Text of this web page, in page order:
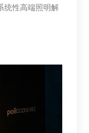
统性高端照明解